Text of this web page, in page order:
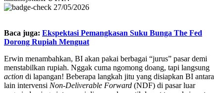
27/05/2026
Baca juga: Ekspektasi Pemangkasan Suku Bunga The Fed
Dorong Rupiah Menguat
Erwin menambahkan, BI akan pakai berbagai “jurus” pasar demi
menstabilkan rupiah. Nggak cuma ngomong doang, tapi langsung
action di lapangan! Beberapa langkah jitu yang disiapkan BI antara
lain intervensi Non-Deliverable Forward (NDF) di pasar luar